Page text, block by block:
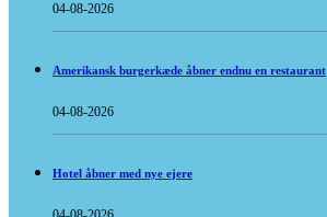
04-08-2026
Amerikansk burgerkæde åbner endnu en restaurant
04-08-2026
Hotel åbner med nye ejere